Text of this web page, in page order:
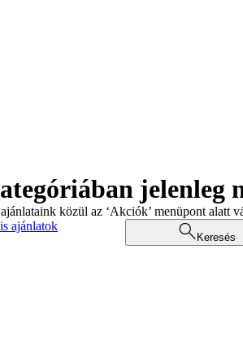
jelenleg
közül az ‘Akciók’ menüpont alatt
ajánlatok
Keresés